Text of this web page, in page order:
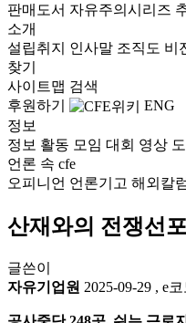
판매도서 자유주의시리즈
소개
설립취지 인사말 조직도 비
찾기
사이트맵 검색
후원하기
ENG
정보
정보 활동 모임 대회 영상
언론 속 cfe
오피니언 언론기고 해외칼
산재와의 전쟁선
글쓴이
자유기업원 2025-09-29 , e